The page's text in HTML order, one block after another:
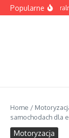
Przejdź do treści
Popularne
Jak
Home /
samochodach dla
Motoryzacja